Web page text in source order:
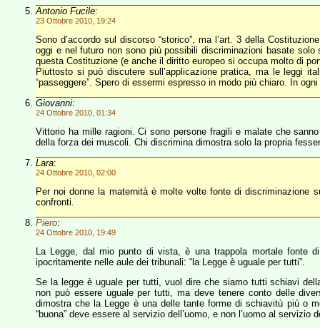
Antonio Fucile:
23 Ottobre 2010, 19:24
Sono d’accordo sul discorso “storico”, ma l’art. 3 della
oggi e nel futuro non sono più possibili discriminazioni basate
questa Costituzione (e anche il diritto europeo si occupa molto di
Piuttosto si può discutere sull’applicazione pratica, ma le leggi
“passeggere”. Spero di essermi espresso in modo più chiaro. In
Giovanni:
24 Ottobre 2010, 01:34
Vittorio ha mille ragioni. Ci sono persone fragili e malate che
della forza dei muscoli. Chi discrimina dimostra solo la propria
Lara:
24 Ottobre 2010, 02:00
Per noi donne la maternità è molte volte fonte di discriminazione
confronti.
Piero:
24 Ottobre 2010, 19:49
La Legge, dal mio punto di vista, è una trappola mortale fonte
ipocritamente nelle aule dei tribunali: “la Legge è uguale per tutti”.
Se la legge è uguale per tutti, vuol dire che siamo tutti schiavi
non può essere uguale per tutti, ma deve tenere conto delle
dimostra che la Legge è una delle tante forme di schiavitù più o
“buona” deve essere al servizio dell’uomo, e non l’uomo al servizio